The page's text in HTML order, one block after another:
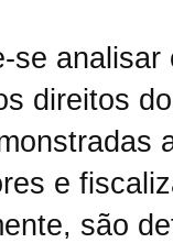
se
direitos
e
são